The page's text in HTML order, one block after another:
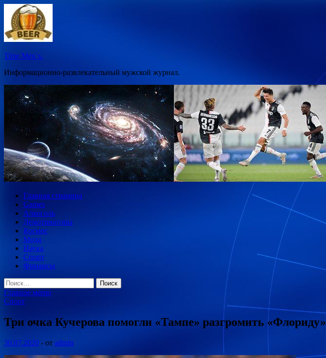
Перейти
содержимому
Time Men`s.
Информационно-развлекательный мужской журнал.
Главная страница
Games
Алкоголь
Демотиваторы
Космос
Мода
Наука
Спорт
Финансы
Найти:
Главное меню
Спорт
Три очка Кучерова помогли «Тампе» разгромить «Флориду»
30.07.2020 - от admin